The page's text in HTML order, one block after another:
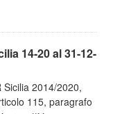
14-20 al 31-12-
Sicilia 2014/2020,
115, paragrafo